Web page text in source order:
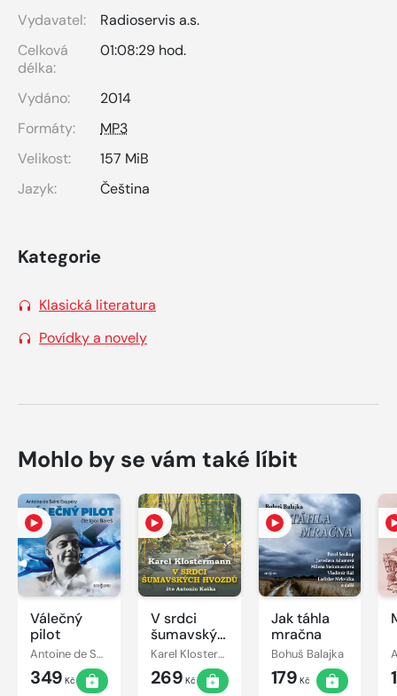
Vydavatel:
Radioservis a.s.
Celková
délka:
01:08:29 hod.
Vydáno:
2014
Formáty:
MP3
Velikost:
157 MiB
Jazyk:
Čeština
Kategorie
Klasická literatura
Povídky a novely
Mohlo by se vám také líbit
Válečný
pilot
Antoine de Saint-Exupéry
349 Kč
V srdci
šumavských
hvozdů
Karel Klostermann
269 Kč
Jak táhla
mračna
Bohuš Balajka
179 Kč